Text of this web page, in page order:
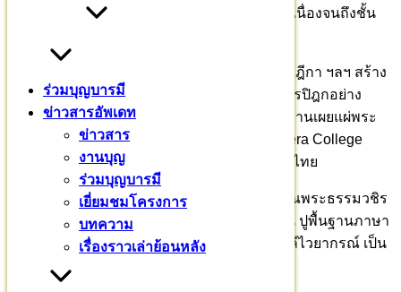
ร่วมบุญบารมี
ข่าวสารอัพเดท
ข่าวสาร
งานบุญ
ร่วมบุญบารมี
เยี่ยมชมโครงการ
บทความ
เรื่องราวเล่าย้อนหลัง
ตั้งแต่ขั้นพื้นฐาน ระดับมัธยมศึกษา หลักสูตรต่อเนื่องจนถึงชั้น
ที่นี่ จะจัดการศึกษาบาลีพระไตรปิฎก อรรถกถา ฎีกา ฯลฯ สร้าง
ศาสนทายาท ตั้งแต่เยาว์วัย เพื่อให้เข้าถึงพระไตรปิฎกอย่าง
จริงจัง ฝึกอบรมจิต เจริญปัญญา ด้วยพระกรรมฐานเผยแผ่พระ
ศาสนาสู่สากล International Pali Siha Samanera College
สถานศึกษาสำหรับสามเณรแห่งแรกในประเทศไทย
ปีนี้ แม้ยังไม่เปิดเป็นทางการ ท่านอาจารย์เจ้าคุณพระธรรมวชิร
าจารย์ ก็ยินดีรับบุตรหลานของท่านเข้ามาฝึกฝน ปูพื้นฐานภาษา
อังกฤษ ทำวัตรสวดมนต์ ท่องนวโกวาท ท่องบาลีไวยากรณ์ เป็น